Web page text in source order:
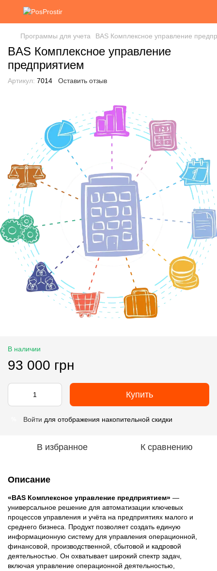
Программы для учета BAS Комплексное управление
BAS Комплексное управление
предприятием
Артикул: 7014 Оставить отзыв
В наличии
93 000 грн
Купить
Войти для отображения накопительной скидки
В избранное К сравнению
Описание
«BAS Комплексное управление предприятием» —
универсальное решение для автоматизации ключевых
процессов управления и учёта на предприятиях малого и
среднего бизнеса. Продукт позволяет создать единую
информационную систему для управления операционной,
финансовой, производственной, сбытовой и кадровой
деятельностью. Он охватывает широкий спектр задач,
включая управление операционной деятельностью,